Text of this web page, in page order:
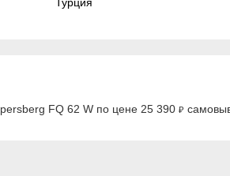
FQ 62 W по цене 25 390 ₽